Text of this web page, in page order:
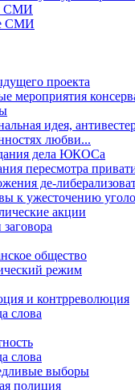
СМИ
СМИ
проекта
мероприятия
идея,
любви...
дела ЮКОСа
пересмотра
де-
к ужесточению
акции
общество
режим
и контрреволюция
слова
слова
выборы
полиция